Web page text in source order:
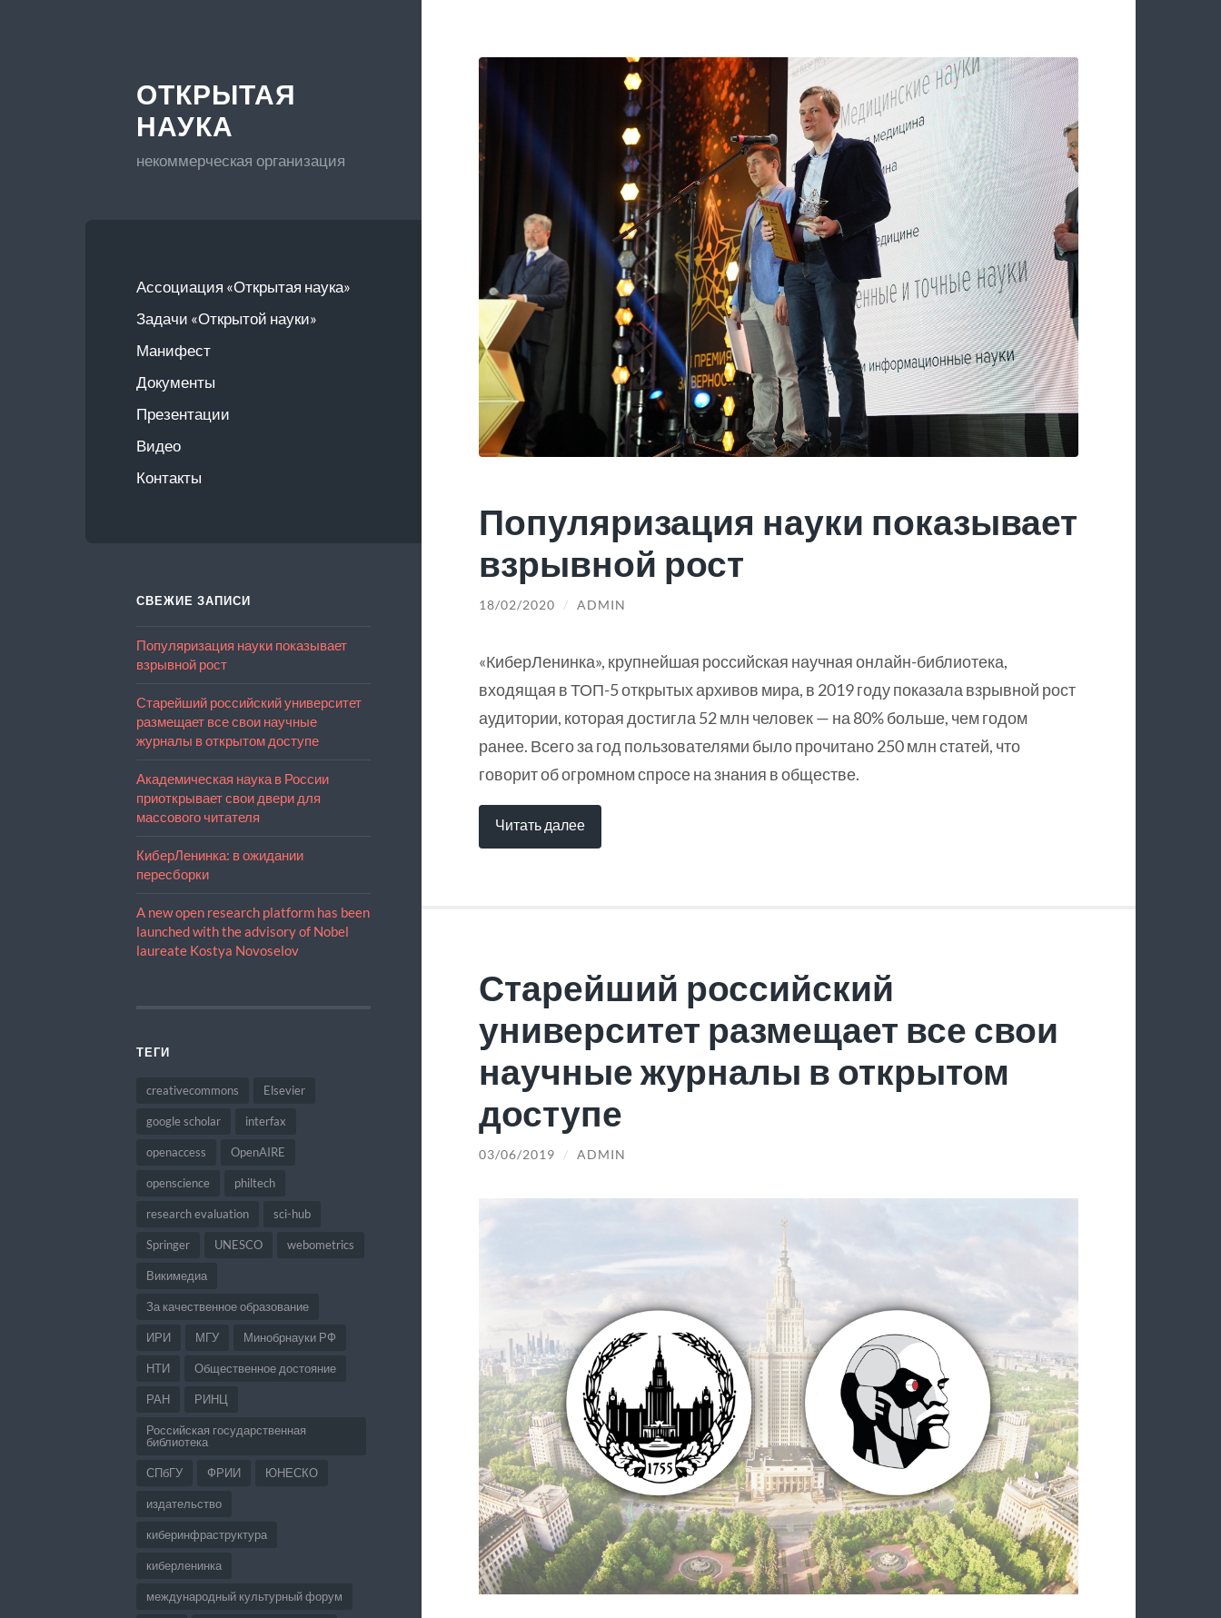
ОТКРЫТАЯ
НАУКА
некоммерческая организация
Ассоциация «Открытая наука»
Задачи «Открытой науки»
Манифест
Документы
Презентации
Видео
Контакты
СВЕЖИЕ ЗАПИСИ
Популяризация науки показывает
взрывной рост
Старейший российский университет
размещает все свои научные
журналы в открытом доступе
Академическая наука в России
приоткрывает свои двери для
массового читателя
КиберЛенинка: в ожидании
пересборки
A new open research platform has been
launched with the advisory of Nobel
laureate Kostya Novoselov
ТЕГИ
creativecommons Elsevier
google scholar interfax
openaccess OpenAIRE
openscience philtech
research evaluation sci-hub
Springer UNESCO webometrics
Викимедиа
За качественное образование
ИРИ МГУ Минобрнауки РФ
НТИ Общественное достояние
РАН РИНЦ
Российская государственная
библиотека
СПбГУ ФРИИ ЮНЕСКО
издательство
киберинфраструктура
киберленинка
международный культурный форум
Популяризация науки показывает
взрывной рост
18/02/2020 / ADMIN
«КиберЛенинка», крупнейшая российская научная онлайн-библиотека,
входящая в ТОП-5 открытых архивов мира, в 2019 году показала взрывной рост
аудитории, которая достигла 52 млн человек — на 80% больше, чем годом
ранее. Всего за год пользователями было прочитано 250 млн статей, что
говорит об огромном спросе на знания в обществе.
Читать далее
Старейший российский
университет размещает все свои
научные журналы в открытом
доступе
03/06/2019 / ADMIN